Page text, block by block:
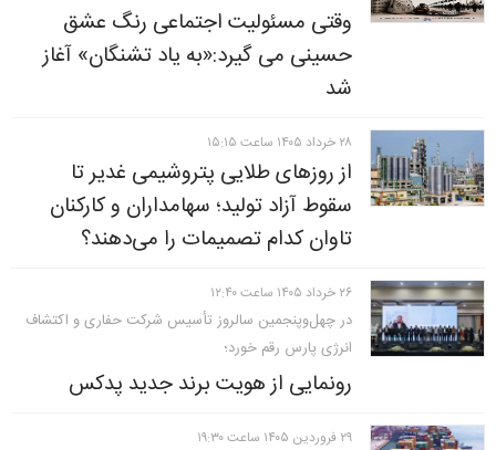
وقتی مسئولیت اجتماعی رنگ عشق
حسینی می گیرد:«به یاد تشنگان» آغاز
شد
۲۸ خرداد ۱۴۰۵ ساعت ۱۵:۱۵
از روزهای طلایی پتروشیمی غدیر تا
سقوط آزاد تولید؛ سهامداران و کارکنان
تاوان کدام تصمیمات را می‌دهند؟
۲۶ خرداد ۱۴۰۵ ساعت ۱۲:۴۰
در چهل‌وپنجمین سالروز تأسیس شرکت حفاری و اکتشاف
انرژی پارس رقم خورد؛
رونمایی از هویت برند جدید پدکس
۲۹ فروردين ۱۴۰۵ ساعت ۱۹:۳۰